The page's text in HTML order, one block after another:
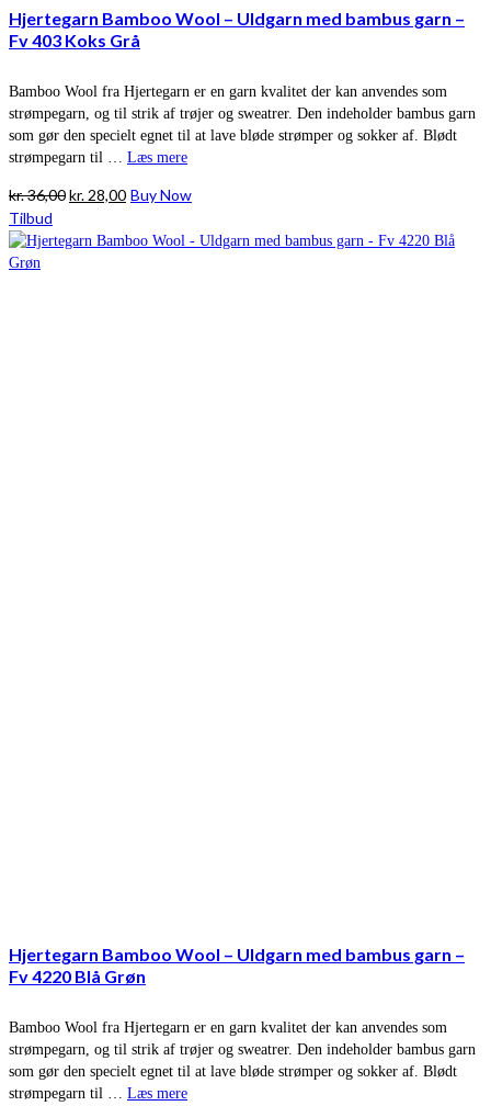
Hjertegarn Bamboo Wool – Uldgarn med bambus garn –
Fv 403 Koks Grå
Bamboo Wool fra Hjertegarn er en garn kvalitet der kan anvendes som
strømpegarn, og til strik af trøjer og sweatrer. Den indeholder bambus garn
som gør den specielt egnet til at lave bløde strømper og sokker af. Blødt
strømpegarn til … Læs mere
kr.36,00Den
pris
kr. 28,00Den
pris
Buy Now
Tilbud
Hjertegarn Bamboo Wool – Uldgarn med bambus garn –
Fv 4220 Blå Grøn
Bamboo Wool fra Hjertegarn er en garn kvalitet der kan anvendes som
strømpegarn, og til strik af trøjer og sweatrer. Den indeholder bambus garn
som gør den specielt egnet til at lave bløde strømper og sokker af. Blødt
strømpegarn til … Læs mere